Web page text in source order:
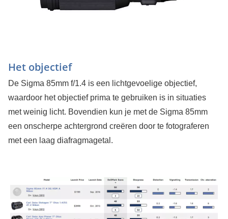
Het objectief
De Sigma 85mm f/1.4 is een lichtgevoelige objectief,
waardoor het objectief prima te gebruiken is in situaties
met weinig licht. Bovendien kun je met de Sigma 85mm
een onscherpe achtergrond creëren door te fotograferen
met een laag diafragmagetal.